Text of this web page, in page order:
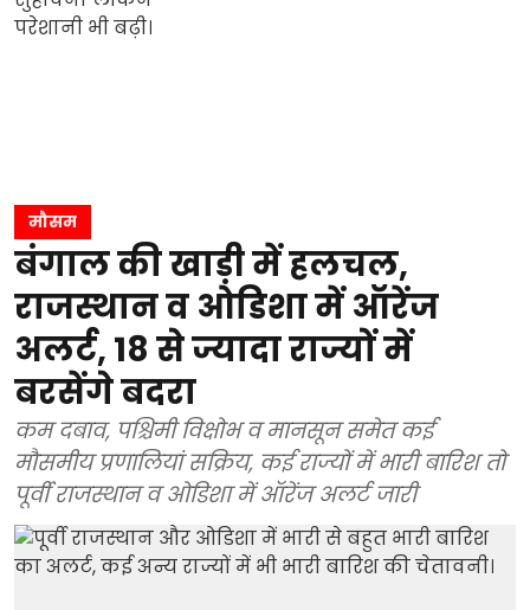
मौसम
बंगाल की खाड़ी में हलचल,
राजस्थान व ओडिशा में ऑरेंज
अलर्ट, 18 से ज्यादा राज्यों में
बरसेंगे बदरा
कम दबाव, पश्चिमी विक्षोभ व मानसून समेत कई
मौसमीय प्रणालियां सक्रिय, कई राज्यों में भारी बारिश तो
पूर्वी राजस्थान व ओडिशा में ऑरेंज अलर्ट जारी